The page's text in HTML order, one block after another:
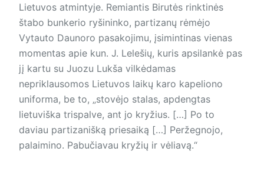
Lietuvos atmintyje. Remiantis Birutės rinktinės
štabo bunkerio ryšininko, partizanų rėmėjo
Vytauto Daunoro pasakojimu, įsimintinas vienas
momentas apie kun. J. Lelešių, kuris apsilankė pas
jį kartu su Juozu Lukša vilkėdamas
nepriklausomos Lietuvos laikų karo kapeliono
uniforma, be to, „stovėjo stalas, apdengtas
lietuviška trispalve, ant jo kryžius. […] Po to
daviau partizanišką priesaiką […] Peržegnojo,
palaimino. Pabučiavau kryžių ir vėliavą.“